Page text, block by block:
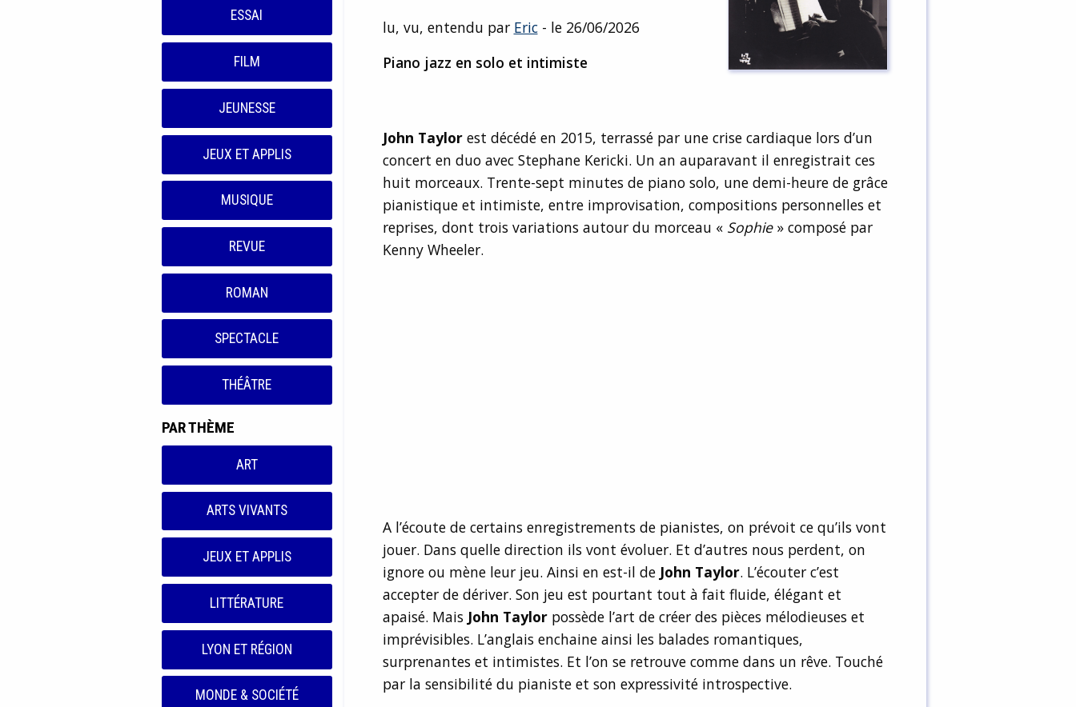
ESSAI
FILM
JEUNESSE
JEUX ET APPLIS
MUSIQUE
REVUE
ROMAN
SPECTACLE
THÉÂTRE
PAR THÈME
ART
ARTS VIVANTS
JEUX ET APPLIS
LITTÉRATURE
LYON ET RÉGION
MONDE & SOCIÉTÉ
lu, vu, entendu par Eric- le 26/06/2026
Piano jazz en solo et intimiste
John Taylorest décédé en 2015, terrassé par une crise cardiaque lors d’un
concert en duo avec Stephane Kericki. Un an auparavant il enregistrait ces
huit morceaux. Trente-sept minutes de piano solo, une demi-heure de grâce
pianistique et intimiste, entre improvisation, compositions personnelles et
reprises, dont trois variations autour du morceau « Sophie» composé par
Kenny Wheeler.
A l’écoute de certains enregistrements de pianistes, on prévoit ce qu’ils vont
jouer. Dans quelle direction ils vont évoluer. Et d’autres nous perdent, on
ignore ou mène leur jeu. Ainsi en est-il de John Taylor. L’écouter c’est
accepter de dériver. Son jeu est pourtant tout à fait fluide, élégant et
apaisé. Mais John Taylorpossède l’art de créer des pièces mélodieuses et
imprévisibles. L’anglais enchaine ainsi les balades romantiques,
surprenantes et intimistes. Et l’on se retrouve comme dans un rêve. Touché
par la sensibilité du pianiste et son expressivité introspective.